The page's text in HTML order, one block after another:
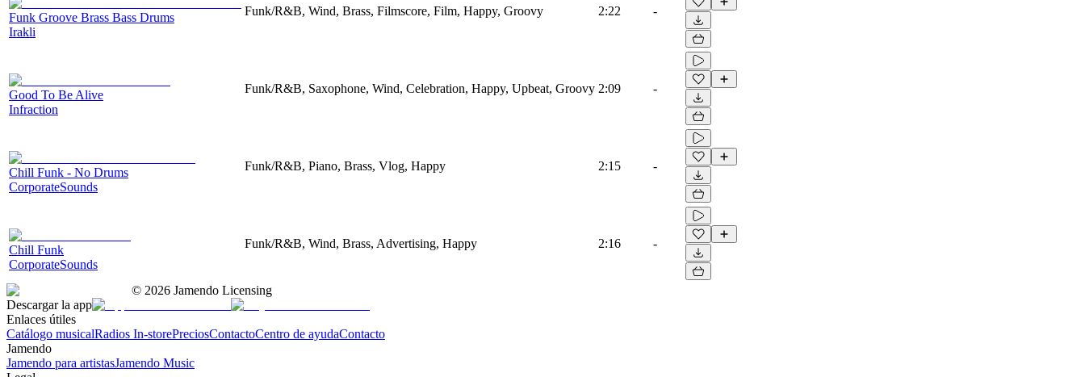
Funk Groove Brass Bass Drums
Irakli
Funk/R&B, Wind, Brass, Filmscore, Film, Happy, Groovy 2:22 -
Good To Be Alive
Infraction
Funk/R&B, Saxophone, Wind, Celebration, Happy, Upbeat, Groovy 2:09 -
Chill Funk - No Drums
CorporateSounds
Funk/R&B, Piano, Brass, Vlog, Happy 2:15 -
Chill Funk
CorporateSounds
Funk/R&B, Wind, Brass, Advertising, Happy 2:16 -
© 2026 Jamendo Licensing
Descargar la app
Enlaces útiles
Catálogo musicalRadios In-storePreciosContactoCentro de ayudaContacto
Jamendo
Jamendo para artistasJamendo Music